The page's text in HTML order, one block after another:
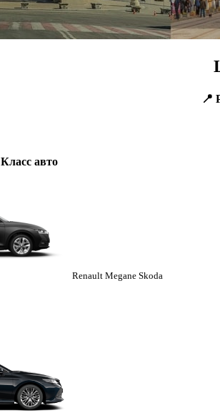
📍
Класс авто
Renault Megane Skoda